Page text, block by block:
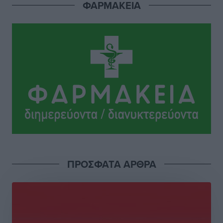
Καύσιμα: «Καίνε» οι τιμές και στα νησιά μας – Γιατί
δεν πέφτουν και πότε μπορεί να έρθει αποκλιμάκωση
Τοπικές Ειδήσεις• πριν 2 ώρες
στοιχεία για τη Ρόδο
ΦΑΡΜΑΚΕΙΑ
ΠΡΟΣΦΑΤΑ ΑΡΘΡΑ